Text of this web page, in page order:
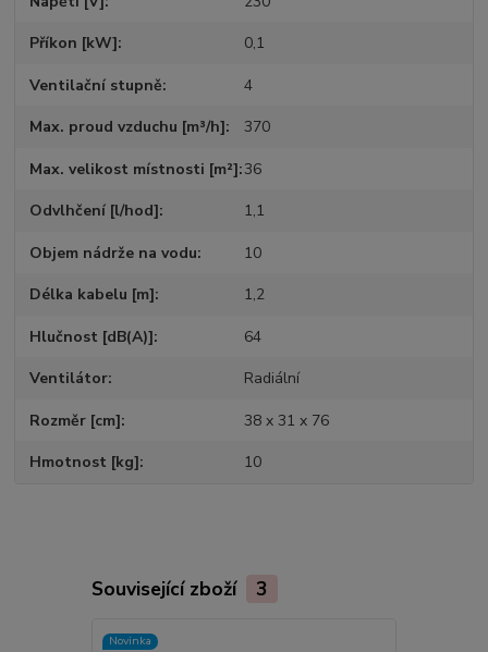
Příkon [kW] 0,1
Ventilační stupně 4
Max. proud vzduchu [m³/h] 370
Max. velikost místnosti [m²] 36
Odvlhčení [l/hod] 1,1
Objem nádrže na vodu 10
Délka kabelu [m] 1,2
Hlučnost [dB(A)] 64
Ventilátor Radiální
Rozměr [cm] 38 x 31 x 76
Hmotnost [kg] 10
Související zboží 3
Novinka